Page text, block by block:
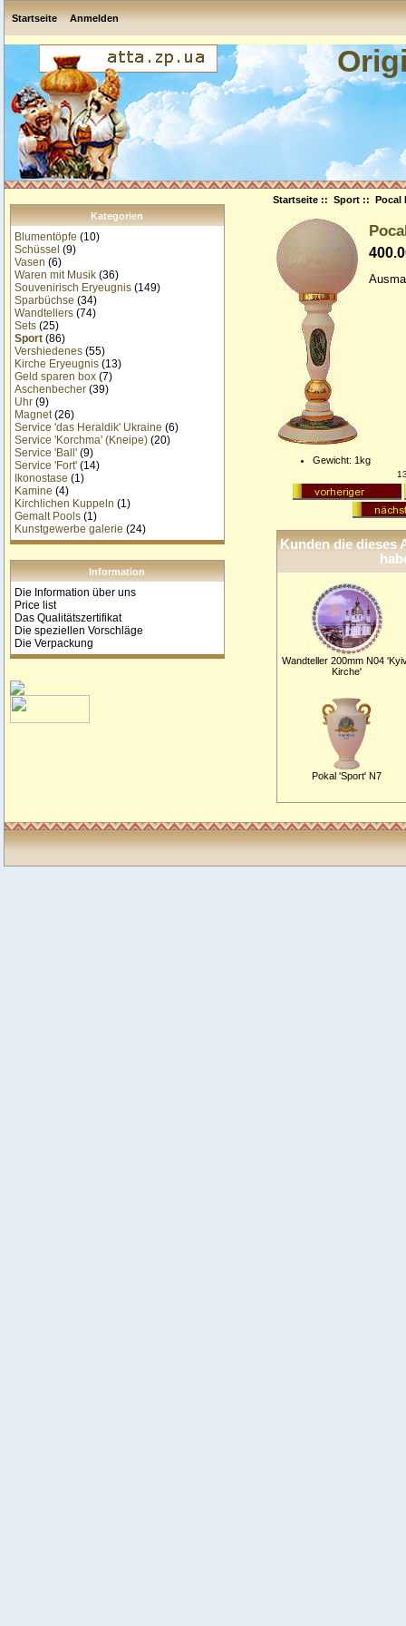
Startseite Anmelden
Kategorien
Blumentöpfe (10)
Schüssel (9)
Vasen (6)
Waren mit Musik (36)
Souvenirisch Eryeugnis (149)
Sparbüchse (34)
Wandtellers (74)
Sets (25)
Sport (86)
Vershiedenes (55)
Kirche Eryeugnis (13)
Geld sparen box (7)
Aschenbecher (39)
Uhr (9)
Magnet(26)
Service 'das Heraldik' Ukraine (6)
Service 'Korchma' (Kneipe) (20)
Service 'Ball' (9)
Service 'Fort' (14)
Ikonostase (1)
Kamine (4)
Kirchlichen Kuppeln (1)
Gemalt Pools (1)
Kunstgewerbe galerie (24)
Information
Die Information über uns
Price list
Das Qualitätszertifikat
Die speziellen Vorschläge
Die Verpackung
Startseite ::Sport :: Pocal
Gewicht: 1kg
Kunden die dieses
Wandteller 200mm N04
Kirche'
Pokal 'Sport' N7